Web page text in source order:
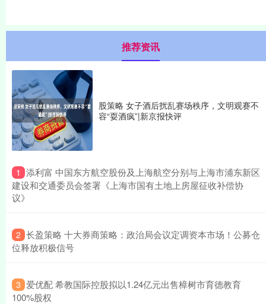
推荐资讯
股策略 女子酒后扰乱赛场秩序，文明观赛不
容“耍酒疯”|新京报快评
1 ​添利富 中国东方航空股份及上海航空分别与上海市浦东新区
建设和交通委员会签署《上海市国有土地上房屋征收补偿协
议》
2 ​长盈策略 十大券商策略：政治局会议定调资本市场！公募仓
位释放积极信号
3 ​爱优配 希教国际控股拟以1.24亿元出售樟树市育德教育
100%股权